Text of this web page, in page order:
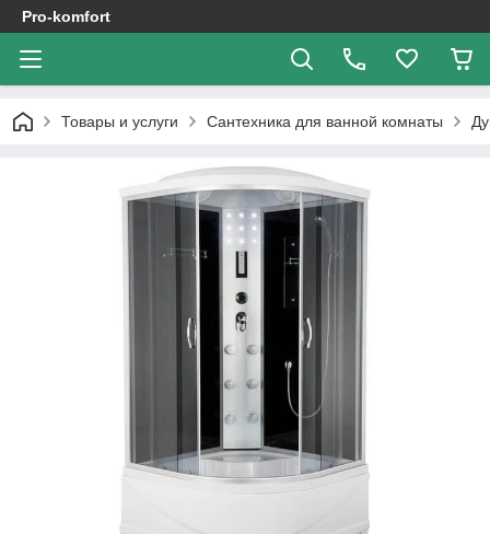
Pro-komfort
Товары и услуги Сантехника для ванной комнаты